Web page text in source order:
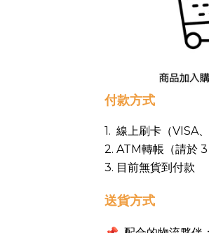
付款方式
1. 線上刷卡（VISA
2. ATM轉帳（請於 3
3. 目前無貨到付款
送貨方式